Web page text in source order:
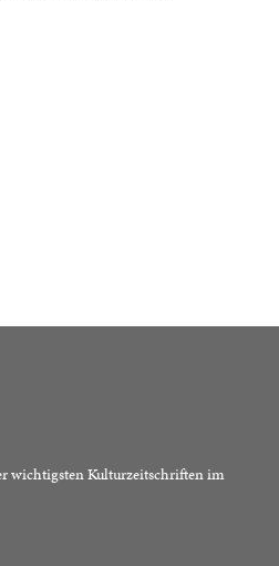
wichtigsten Kulturzeitschriften im